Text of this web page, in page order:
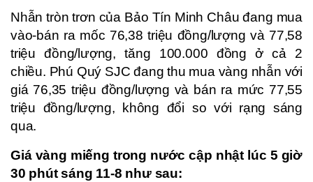
Nhẫn tròn trơn của Bảo Tín Minh Châu đang mua
vào-bán ra mốc 76,38 triệu đồng/lượng và 77,58
triệu đồng/lượng, tăng 100.000 đồng ở cả 2
chiều. Phú Quý SJC đang thu mua vàng nhẫn với
giá 76,35 triệu đồng/lượng và bán ra mức 77,55
triệu đồng/lượng, không đổi so với rạng sáng
qua.
Giá vàng miếng trong nước cập nhật lúc 5 giờ
30 phút sáng 11-8 như sau: